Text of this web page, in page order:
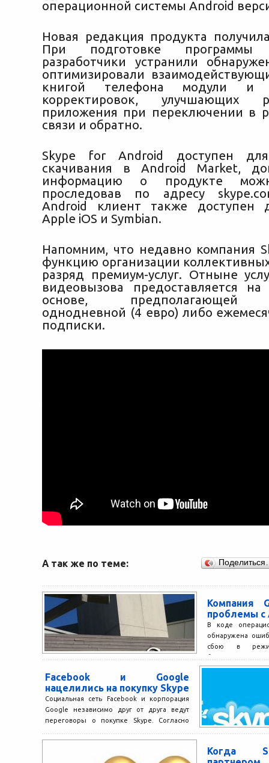
операционной системы Android
Новая редакция продукта
При подготовке
разработчики устранили
оптимизировали
книгой телефона модули и
корректировок, улучшающих
приложения при переключении в
связи и обратно.
Skype for Android доступен для
скачивания в Android Market,
информацию о продукте
проследовав по адресу
Android клиент также доступен
Apple iOS и Symbian.
Напомним, что недавно компания
функцию организации
разряд премиум-услуг. Отныне
видеовызова предоставляется на
основе, предполагающей
однодневной (4 евро) либо
подписки.
А так же по теме:
Компания
проблемы с
В коде
обнаружена
сбою в
безопасности.
пресса, из-за...
Facebook и Google
нацелились на покупку Skype
Социальная сеть Facebook и корпорация
Google независимо друг от друга ведут
переговоры о покупке Skype. Согласно
Когда